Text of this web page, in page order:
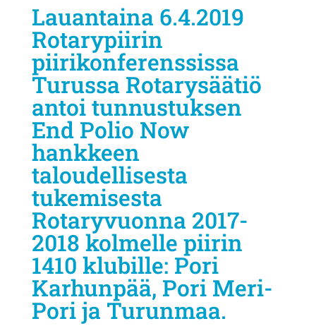
Lauantaina 6.4.2019
Rotarypiirin
piirikonferenssissa
Turussa Rotarysäätiö
antoi tunnustuksen
End Polio Now
hankkeen
taloudellisesta
tukemisesta
Rotaryvuonna 2017-
2018 kolmelle piirin
1410 klubille: Pori
Karhunpää, Pori Meri-
Pori ja Turunmaa.